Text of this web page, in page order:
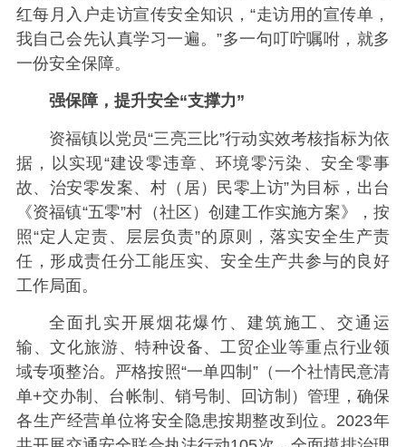
红每月入户走访宣传安全知识，“走访用的宣传单，
我自己会先认真学习一遍。”多一句叮咛嘱咐，就多
一份安全保障。
强保障，提升安全“支撑力”
资福镇以党员“三亮三比”行动实效考核指标为依
据，以实现“建设零违章、环境零污染、安全零事
故、治安零发案、村（居）民零上访”为目标，出台
《资福镇“五零”村（社区）创建工作实施方案》，按
照“定人定责、层层负责”的原则，落实安全生产责
任，形成责任分工能压实、安全生产共参与的良好
工作局面。
全面扎实开展烟花爆竹、建筑施工、交通运
输、文化旅游、特种设备、工贸企业等重点行业领
域专项整治。严格按照“一单四制”（一个社情民意清
单+交办制、台帐制、销号制、回访制）管理，确保
各生产经营单位将安全隐患按期整改到位。2023年